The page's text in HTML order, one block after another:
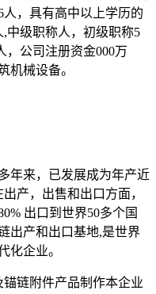
，具有高中以上学历的
中级职称人，初级职称5
，公司注册资金000万
机械设备。
来，已发展成为年产近
产，出售和出口方面，
出口到世界50多个国
出产和出口基地,是世界
化企业。
链附件产品制作本企业